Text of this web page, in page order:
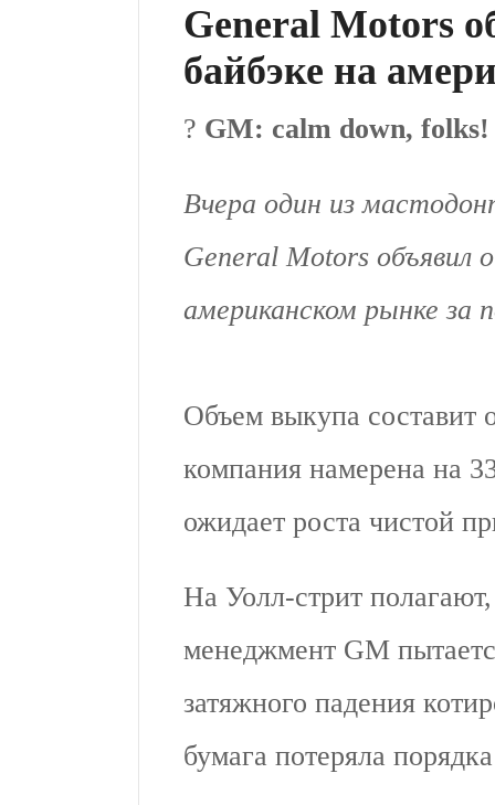
General Motors
байбэке на
? GM: calm down, folks!
Вчера один из
General Motors объявил
американском рынке за
Объем выкупа составит
компания намерена на
ожидает роста чистой
На Уолл-стрит
менеджмент GM
затяжного падения
бумага потеряла